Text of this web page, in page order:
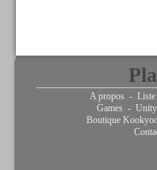
A propos - Liste
Games - Unity
Boutique